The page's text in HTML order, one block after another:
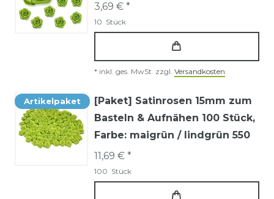
3,69 € *
10 Stück
* inkl. ges. MwSt. zzgl. Versandkosten
Artikelpaket
[Paket] Satinrosen 15mm zum
Basteln & Aufnähen 100 Stück,
Farbe: maigrün / lindgrün 550
11,69 € *
100 Stück